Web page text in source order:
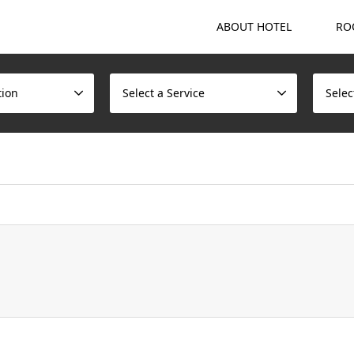
ABOUT HOTEL
Select a Service